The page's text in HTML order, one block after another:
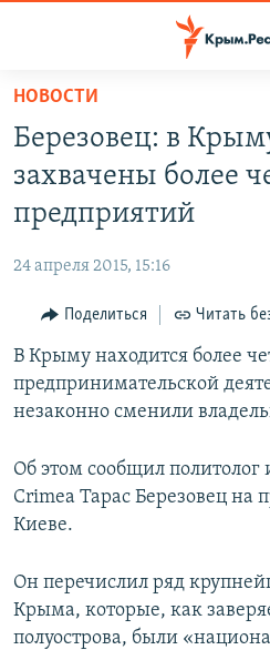
Вернуться
основному
содержанию
главной
навигации
Вернутся
поиску
СПЕЦПРОЕКТЫ
11 ЛЕТ ОККУПАЦИИ КРЫМА. 11
ЕЩЕ
ИНТЕРАКТИВ
ИНФОГРАФИКА
ТЕЛЕПРОЕКТ КРЫМ.РЕАЛИИ
ПРОПАВШИЕ БЕЗ ВЕСТИ
ПОБЕДИТЕЛЕЙ НЕ СУДЯТ?
ELIFBE
УКРАИНСКАЯ ПРОБЛЕМА КРЫМА
РАДІО СВОБОДА
КАК ОБОЙТИ БЛОКИРОВКУ
Українською
Qırımtatar
ПРИСОЕДИНЯЙТЕСЬ!
НОВОСТИ
Березовец: в
захвачены более
предприятий
24 апреля 2015, 15:16
Поделиться Читать
В Крыму находится более
предпринимательской
незаконно сменили
Об этом сообщил политолог
Crimea Тарас Березовец на
Киеве.
Он перечислил ряд
Крыма, которые, как
полуострова, были